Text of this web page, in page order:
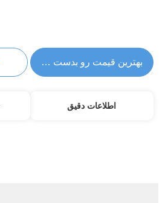
بهترین قیمت رو بدست بیار
اطلاعات دقیق